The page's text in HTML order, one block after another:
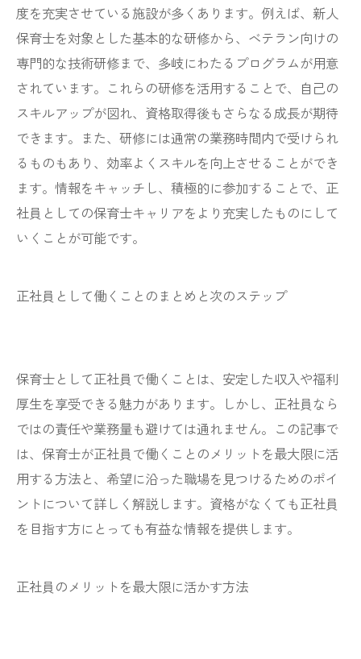
度を充実させている施設が多くあります。例えば、新人
保育士を対象とした基本的な研修から、ベテラン向けの
専門的な技術研修まで、多岐にわたるプログラムが用意
されています。これらの研修を活用することで、自己の
スキルアップが図れ、資格取得後もさらなる成長が期待
できます。また、研修には通常の業務時間内で受けられ
るものもあり、効率よくスキルを向上させることができ
ます。情報をキャッチし、積極的に参加することで、正
社員としての保育士キャリアをより充実したものにして
いくことが可能です。
正社員として働くことのまとめと次のステップ
保育士として正社員で働くことは、安定した収入や福利
厚生を享受できる魅力があります。しかし、正社員なら
ではの責任や業務量も避けては通れません。この記事で
は、保育士が正社員で働くことのメリットを最大限に活
用する方法と、希望に沿った職場を見つけるためのポイ
ントについて詳しく解説します。資格がなくても正社員
を目指す方にとっても有益な情報を提供します。
正社員のメリットを最大限に活かす方法